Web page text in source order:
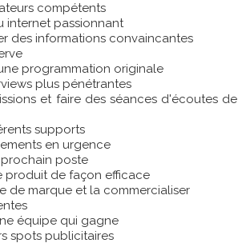
compétents
internet passionnant
des informations convaincantes
programmation originale
plus pénétrantes
et faire des séances d'écoutes de
supports
en urgence
poste
produit de façon efficace
de marque et la commercialiser
équipe qui gagne
spots publicitaires